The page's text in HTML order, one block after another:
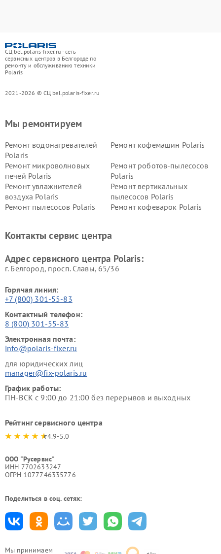
СЦ bel.polaris-fixer.ru - сеть
сервисных центров в Белгороде по
ремонту и обслуживанию техники
Polaris
2021-2026 © СЦ bel.polaris-fixer.ru
Мы принимаем
Мы ремонтируем
Ремонт водонагревателей
Polaris
Ремонт кофемашин Polaris
Ремонт микроволновых
печей Polaris
Ремонт роботов-пылесосов
Polaris
Ремонт увлажнителей
воздуха Polaris
Ремонт вертикальных
пылесосов Polaris
Ремонт пылесосов Polaris
Ремонт кофеварок Polaris
Контакты сервис центра
Адрес сервисного центра Polaris:
г. Белгород, просп. Славы, 65/36
Горячая линия:
+7 (800) 301-55-83
Контактный телефон:
8 (800) 301-55-83
Электронная почта:
info@polaris-fixer.ru
для юридических лиц
manager@fix-polaris.ru
График работы:
ПН-ВСК с 9:00 до 21:00 без перерывов и выходных
Рейтинг сервисного центра
4.9-5.0
ООО "Русервис"
ИНН 7702633247
ОГРН 1077746335776
Поделиться в соц. сетях: